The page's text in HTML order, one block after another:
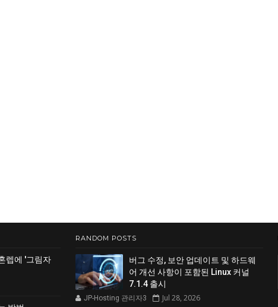
렙에 '그림자
RANDOM POSTS
버그 수정, 보안 업데이트 및 하드웨
어 개선 사항이 포함된 Linux 커널
7.1.4 출시
JP-Hosting 관리자3 Jul 28, 2026